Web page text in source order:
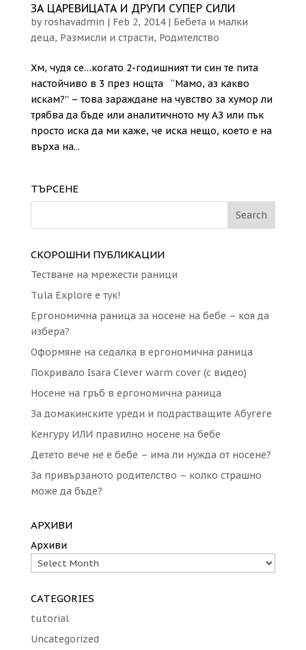
ЗА ЦАРЕВИЦАТА И ДРУГИ СУПЕР СИЛИ
byroshavadmin | Feb 2, 2014| Бебета и малки
деца, Размисли и страсти, Родителство
Хм, чудя се…когато 2-годишният ти син те пита
настойчиво в 3 през нощта “Мамо, аз какво
искам?” – това зараждане на чувство за хумор ли
трябва да бъде или аналитичното му АЗ или пък
просто иска да ми каже, че иска нещо, което е на
върха на...
ТЪРСЕНЕ
СКОРОШНИ ПУБЛИКАЦИИ
Тестване на мрежести раници
Tula Explore е тук!
Eргономична раница за носене на бебе – коя да
избера?
Оформяне на седалка в ергономична раница
Покривало Isara Clever warm cover (с видео)
Носене на гръб в ергономична раница
За домакинските уреди и подрастващите Абугеге
Кенгуру ИЛИ правилно носене на бебе
Детето вече не е бебе – има ли нужда от носене?
За привързаното родителство – колко страшно
може да бъде?
АРХИВИ
Архиви
CATEGORIES
tutorial
Uncategorized